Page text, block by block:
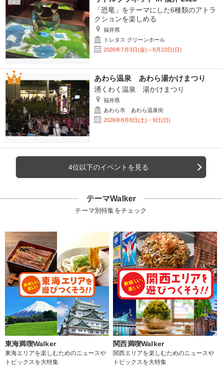
「恐竜」をテーマにした6種類のアトラ
クションを楽しめる
福井県
トレタス グリーンホール
2026年7月3日(金)～8月23日(日)
あわら温泉 あわら湯かけまつり
湧くわく温泉 湯かけまつり
福井県
あわら市 あわら温泉街
2026年8月8日(土)・9日(日)
4位以下のイベントを見る
テーマWalker
テーマ別特集をチェック
東海満喫Walker
東海エリアを楽しむためのニュースや
トピックスを大特集
関西満喫Walker
関西エリアを楽しむためのニュースや
トピックスを大特集